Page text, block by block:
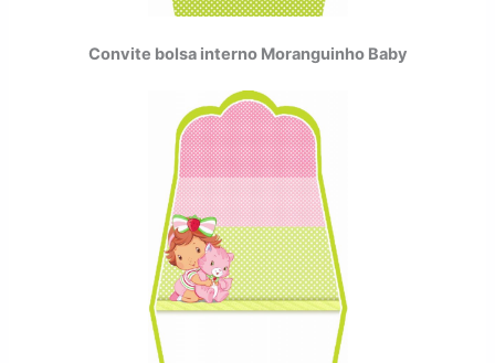
Convite bolsa interno Moranguinho Baby